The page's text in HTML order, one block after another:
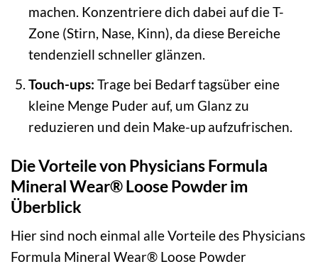
machen. Konzentriere dich dabei auf die T-
Zone (Stirn, Nase, Kinn), da diese Bereiche
tendenziell schneller glänzen.
Touch-ups: Trage bei Bedarf tagsüber eine
kleine Menge Puder auf, um Glanz zu
reduzieren und dein Make-up aufzufrischen.
Die Vorteile von Physicians Formula
Mineral Wear® Loose Powder im
Überblick
Hier sind noch einmal alle Vorteile des Physicians
Formula Mineral Wear® Loose Powder